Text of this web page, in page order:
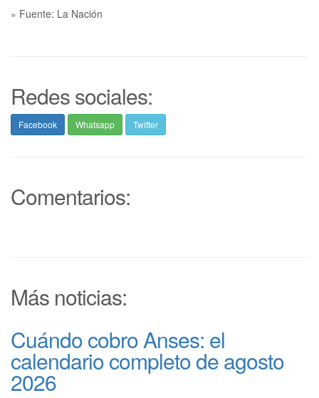
» Fuente: La Nación
Redes sociales:
Facebook Whatsapp Twitter
Comentarios:
Más noticias:
Cuándo cobro Anses: el
calendario completo de agosto
2026